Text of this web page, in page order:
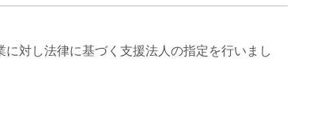
対し法律に基づく支援法人の指定を行いまし